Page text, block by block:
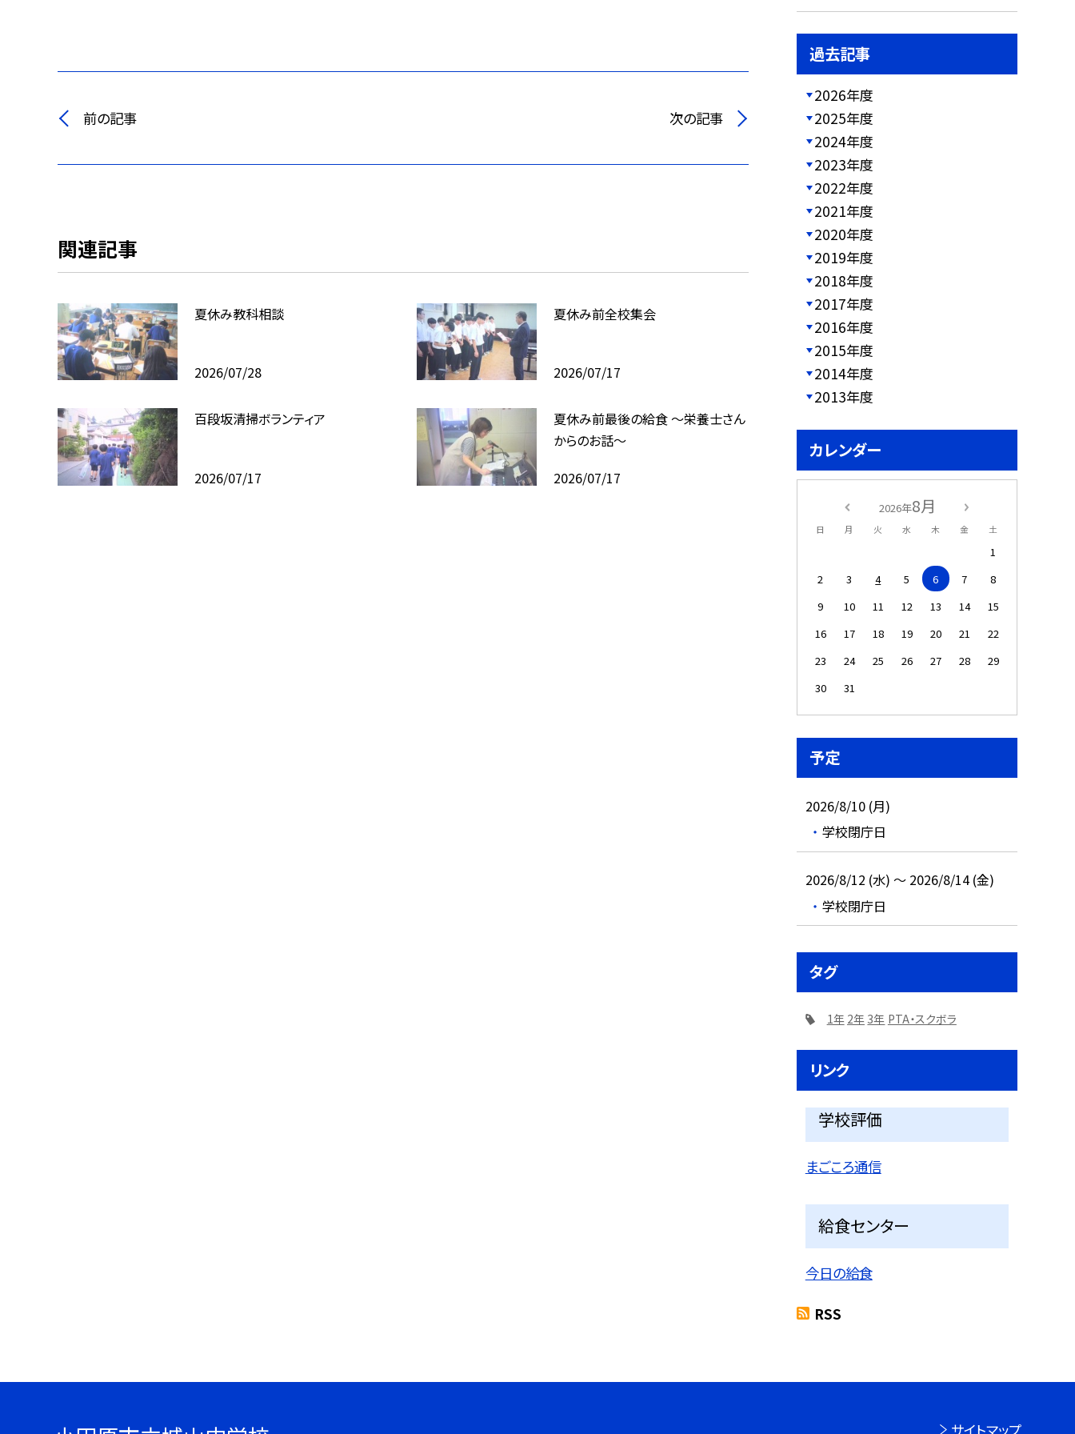
前の記事 次の記事
関連記事
夏休み教科相談
2026/07/28
夏休み前全校集会
2026/07/17
百段坂清掃ボランティア
2026/07/17
夏休み前最後の給食 ～栄養士さん
からのお話～
2026/07/17
過去記事
2026年度
2025年度
2024年度
2023年度
2022年度
2021年度
2020年度
2019年度
2018年度
2017年度
2016年度
2015年度
2014年度
2013年度
カレンダー
2026年8月
日 月 火 水 木 金 土
1
2
3 4 5 6 7
8
9
10 11 12 13 14
15
16
17 18 19 20 21
22
23
24 25 26 27 28
29
30
31
予定
2026/8/10 (月)
学校閉庁日
2026/8/12 (水) ～ 2026/8/14 (金)
学校閉庁日
タグ
1年 2年 3年 PTA・スクボラ
リンク
学校評価
まごころ通信
給食センター
今日の給食
RSS
サイトマップ